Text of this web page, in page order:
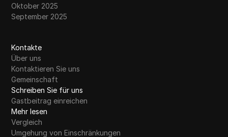
Oktober 2025
September 2025
Kontakte
Über uns
Kontaktieren Sie uns
Gemeinschaft
Schreiben Sie für uns
Gastbeitrag einreichen
Mehr lesen
Vergleich
Umgehung von Einschränkungen